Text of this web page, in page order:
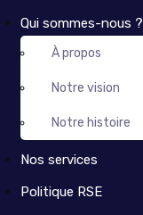
Qui sommes-nous ?
À propos
Notre vision
Notre histoire
Nos services
Politique RSE